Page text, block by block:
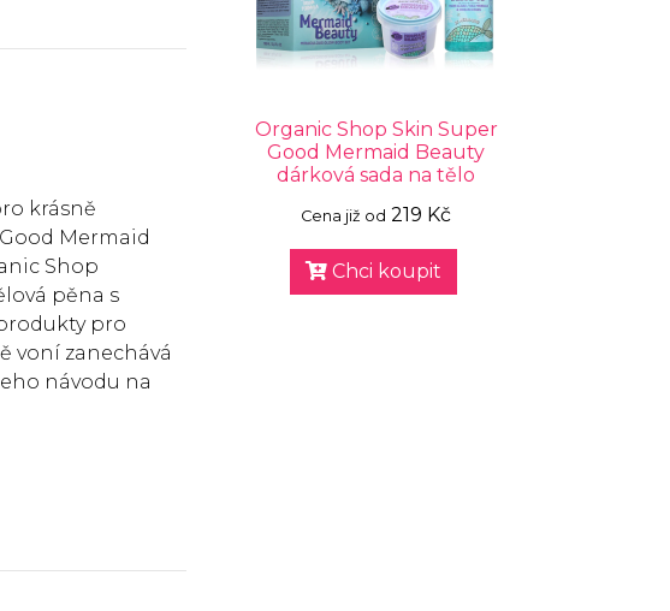
krásně
Mermaid
Shop
pěna s
pro
voní zanechává
návodu na
Organic Shop Skin Super
Good Mermaid Beauty
dárková sada na tělo
Cena již od 219 Kč
Chci koupit